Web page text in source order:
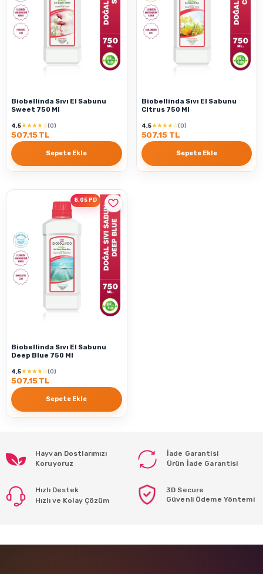
Biobellinda Sıvı El Sabunu
Sweet 750 Ml
4,5★★★★☆(0)
507,15 TL
Sepete Ekle
Biobellinda Sıvı El Sabunu
Citrus 750 Ml
4,5★★★★☆(0)
507,15 TL
Sepete Ekle
8,05 PD
Biobellinda Sıvı El Sabunu
Deep Blue 750 Ml
4,5★★★★☆(0)
507,15 TL
Sepete Ekle
Hayvan Dostlarımızı
Koruyoruz
İade Garantisi
Ürün İade Garantisi
Hızlı Destek
Hızlı ve Kolay Çözüm
3D Secure
Güvenli Ödeme Yöntemi